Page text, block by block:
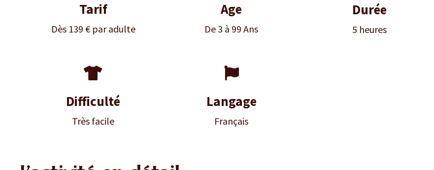
Tarif
Dès 139 € par adulte
Age
De 3 à 99 Ans
Durée
5 heures

Difficulté
Très facile

Langage
Français